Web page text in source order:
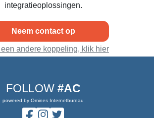
integratieoplossingen.
Neem contact op
een andere koppeling, klik hier
FOLLOW #AC
powered by Omines Internetbureau